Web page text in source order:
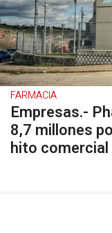
FARMACIA
Empresas.-
8,7 millones
hito comercial